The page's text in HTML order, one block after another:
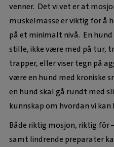
venner. Det vi vet er at
muskelmasse er viktig for å
på et minimalt nivå. En
stille, ikke være med på tur,
trapper, eller viser tegn på
være en hund med kroniske
en hund skal gå rundt med
kunnskap om hvordan vi kan
Både riktig mosjon, riktig fôr
samt lindrende preparater